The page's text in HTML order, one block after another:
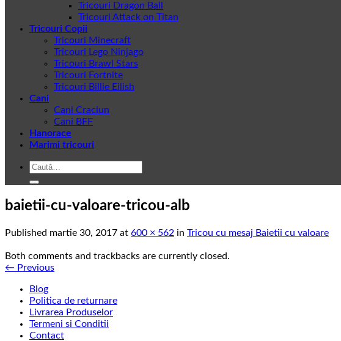
Tricouri Dragon Ball
Tricouri Attack on Titan
Tricouri Copii
Tricouri Minecraft
Tricouri Lego Ninjago
Tricouri Brawl Stars
Tricouri Fortnite
Tricouri Billie Eilish
Cani
Cani Craciun
Cani BFF
Hanorace
Marimi tricouri
Caută
baietii-cu-valoare-tricou-alb
Published martie 30, 2017 at 600 × 562 in Tricou cu mesaj Baietii cu valoare
Both comments and trackbacks are currently closed.
← Previous
Blog
Politica de returnare
Livrarea Produselor
Termeni si Conditii
Contact